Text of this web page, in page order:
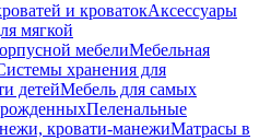
и кроватокАксессуары
мягкой
мебелиМебельная
хранения для
детейМебель для самых
Пеленальные
кровати-манежиМатрасы в